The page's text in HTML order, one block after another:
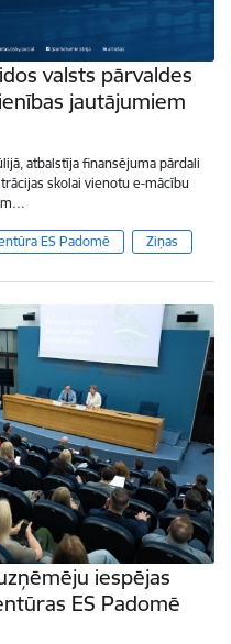
valsts pārvaldes
jautājumiem
atbalstīja finansējuma pārdali
skolai vienotu e-mācību
ES Padomē Ziņas
iespējas
ES Padomē